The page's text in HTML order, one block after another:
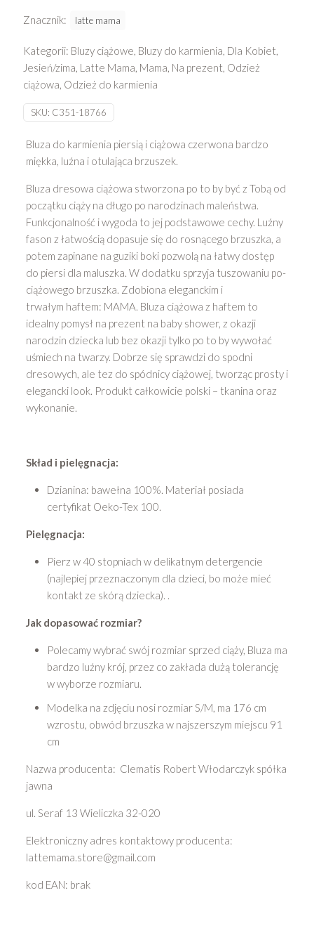
i
karmienia
Latte
Mama
-
Sky
Znacznik: latte mama
Kategorii: Bluzy ciążowe, Bluzy do karmienia, Dla Kobiet,
Jesień/zima, Latte Mama, Mama, Na prezent, Odzież
ciążowa, Odzież do karmienia
SKU: C351-18766
Bluza do karmienia piersią i ciążowa czerwona bardzo
miękka, luźna i otulająca brzuszek.
Bluza dresowa ciążowa stworzona po to by być z Tobą od
początku ciąży na długo po narodzinach maleństwa.
Funkcjonalność i wygoda to jej podstawowe cechy. Luźny
fason z łatwością dopasuje się do rosnącego brzuszka, a
potem zapinane na guziki boki pozwolą na łatwy dostęp
do piersi dla maluszka. W dodatku sprzyja tuszowaniu po-
ciążowego brzuszka. Zdobiona eleganckim i
trwałym haftem: MAMA. Bluza ciążowa z haftem to
idealny pomysł na prezent na baby shower, z okazji
narodzin dziecka lub bez okazji tylko po to by wywołać
uśmiech na twarzy. Dobrze się sprawdzi do spodni
dresowych, ale tez do spódnicy ciążowej, tworząc prosty i
elegancki look. Produkt całkowicie polski – tkanina oraz
wykonanie.
Skład i pielęgnacja:
Dzianina: bawełna 100%. Materiał posiada
certyfikat Oeko-Tex 100.
Pielęgnacja:
Pierz w 40 stopniach w delikatnym detergencie
(najlepiej przeznaczonym dla dzieci, bo może mieć
kontakt ze skórą dziecka). .
Jak dopasować rozmiar?
Polecamy wybrać swój rozmiar sprzed ciąży, Bluza ma
bardzo luźny krój, przez co zakłada dużą tolerancję
w wyborze rozmiaru.
Modelka na zdjęciu nosi rozmiar S/M, ma 176 cm
wzrostu, obwód brzuszka w najszerszym miejscu 91
cm
Nazwa producenta: Clematis Robert Włodarczyk spółka
jawna
ul. Seraf 13 Wieliczka 32-020
Elektroniczny adres kontaktowy producenta:
lattemama.store@gmail.com
kod EAN: brak